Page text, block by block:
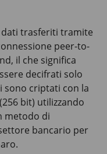
dati trasferiti tramite
peer-to-
il che significa
decifrati solo
sono criptati con la
bit) utilizzando
metodo di
bancario per